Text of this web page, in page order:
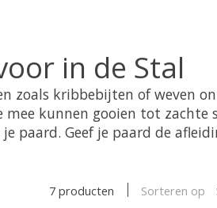
in de Stal
zoals kribbebijten of weven
kunnen gooien tot zachte
paard. Geef je paard de
7 producten Sorteren op